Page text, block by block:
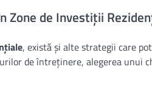
de Investiții
, există și alte strategii care
de întreținere, alegerea unui